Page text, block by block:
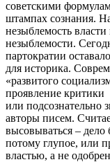
советскими
штампах сознания.
незыблемость
незыблемости.
партократии
для историка.
«развитого
проявление критики
или подсознательно
авторы писем.
высовываться –
потому глупое, или
властью, а не